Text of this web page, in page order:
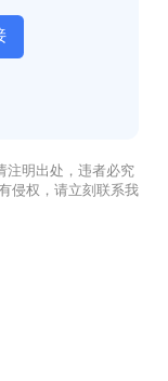
注明出处，违者必究
侵权，请立刻联系我